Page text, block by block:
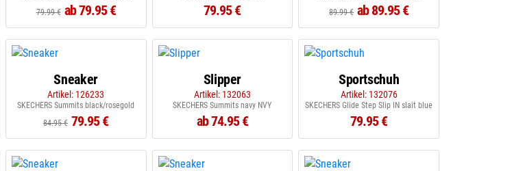
79.99 € ab 79.95 € 79.95 €
89.99 € ab 89.95 €
Sneaker
Artikel: 126233
SKECHERS Summits black/rosegold
84.95 € 79.95 €
Slipper
Artikel: 132063
SKECHERS Summits navy NVY
ab 74.95 €
Sportschuh
Artikel: 132076
SKECHERS Glide Step Slip IN slait blue
79.95 €